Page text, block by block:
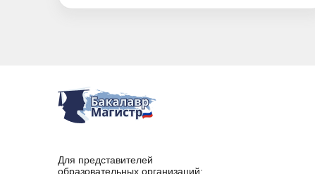
Для представителей
образовательных организаций: